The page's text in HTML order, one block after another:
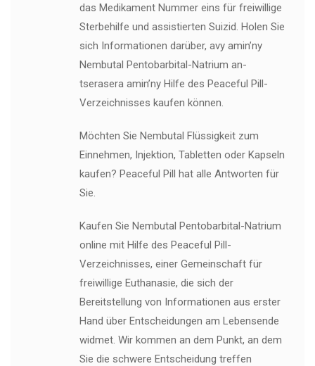
das Medikament Nummer eins für freiwillige
Sterbehilfe und assistierten Suizid. Holen Sie
sich Informationen darüber, avy amin’ny
Nembutal Pentobarbital-Natrium an-
tserasera amin’ny Hilfe des Peaceful Pill-
Verzeichnisses kaufen können.
Möchten Sie Nembutal Flüssigkeit zum
Einnehmen, Injektion, Tabletten oder Kapseln
kaufen? Peaceful Pill hat alle Antworten für
Sie.
Kaufen Sie Nembutal Pentobarbital-Natrium
online mit Hilfe des Peaceful Pill-
Verzeichnisses, einer Gemeinschaft für
freiwillige Euthanasie, die sich der
Bereitstellung von Informationen aus erster
Hand über Entscheidungen am Lebensende
widmet. Wir kommen an dem Punkt, an dem
Sie die schwere Entscheidung treffen